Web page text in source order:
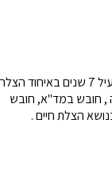
בעלים של חברת דור ספורט מפ"ת חובש מתנדב פעיל 7 שנים באיחוד
, חובש במד"א, חובש
הצלת חיים .